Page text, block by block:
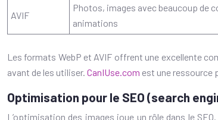
AVIF
Photos, images avec beaucoup de
animations
Les formats WebP et AVIF offrent une excellente
avant de les utiliser. CanIUse.com est une ressource
Optimisation pour le SEO (search
L’optimisation des images joue un rôle dans le